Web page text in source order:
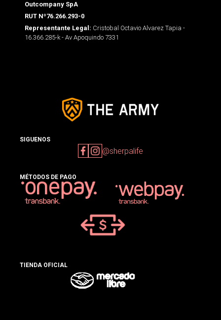
Outcompany SpA
RUT Nº76.266.293-0
Representante Legal: Cristobal Octavio Alvarez Tapia -
16.366.285-k - Av Apoquindo 7331
SIGUENOS
@sherpalife
MÉTODOS DE PAGO
TIENDA OFICIAL